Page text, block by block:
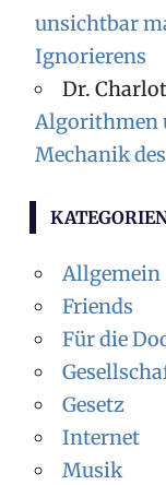
unsichtbar
Ignorierens
Dr.
Algorithmen
Mechanik
Allgemein
Friends
Für die
Gesetz
Internet
Musik